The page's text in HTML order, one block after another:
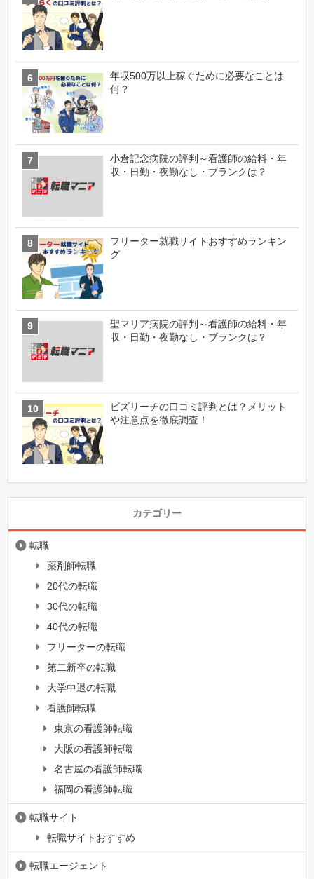
年収500万以上稼ぐために必要なことは
何？
小倉記念病院の評判～看護師の給料・年
収・日勤・夜勤なし・ブランクは？
フリーター就職サイトおすすめランキン
グ
聖マリア病院の評判～看護師の給料・年
収・日勤・夜勤なし・ブランクは？
ビズリーチの口コミ評判とは？メリット
や注意点を徹底調査！
カテゴリー
転職
薬剤師転職
20代の転職
30代の転職
40代の転職
フリーターの転職
第二新卒の転職
大学中退の転職
看護師転職
東京の看護師転職
大阪の看護師転職
名古屋の看護師転職
福岡の看護師転職
転職サイト
転職サイトおすすめ
転職エージェント